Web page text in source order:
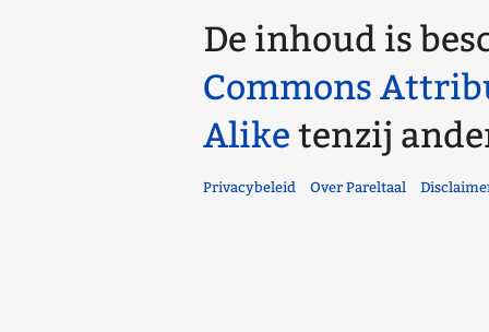
De inhoud is
Commons
Alike tenzij
Privacybeleid Over Pareltaal